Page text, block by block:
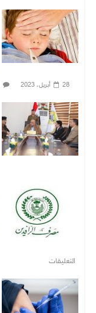
28 أبريل، 2023
التعليقات